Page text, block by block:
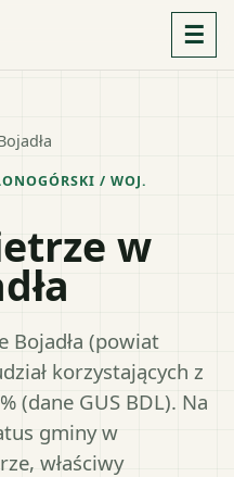
☰
/ WOJ.
w
Bojadła (powiat
korzystających z
(dane GUS BDL). Na
gminy w
właściwy